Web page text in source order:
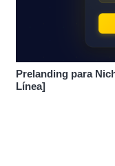
Prelanding para
Línea]